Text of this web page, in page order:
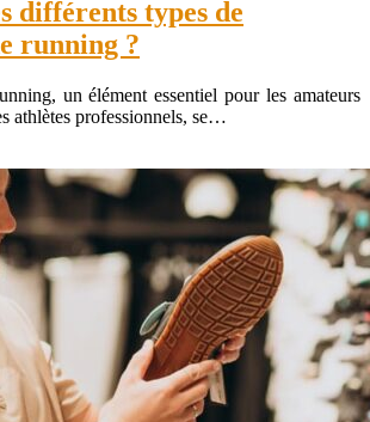
différents types de
running ?
un élément essentiel pour les amateurs
athlètes professionnels, se…